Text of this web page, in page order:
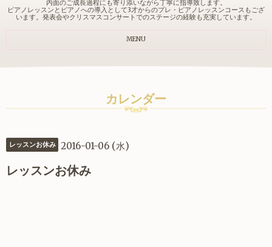
内面のご成長過程にも寄り添いながら丁寧に指導致します。
ピアノレッスンとピアノへの導入として3才からのプレ・ピアノレッスンコースもござ
います。発表会やクリスマスコンサートでのステージの経験も充実しています。
MENU
カレンダー
レッスンお休み 2016-01-06 (水)
レッスンお休み